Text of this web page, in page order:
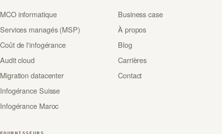
MCO informatique
Services managés (MSP)
Coût de l'infogérance
Audit cloud
Migration datacenter
Infogérance Suisse
Infogérance Maroc
Business case
À propos
Blog
Carrières
Contact
FOURNISSEURS